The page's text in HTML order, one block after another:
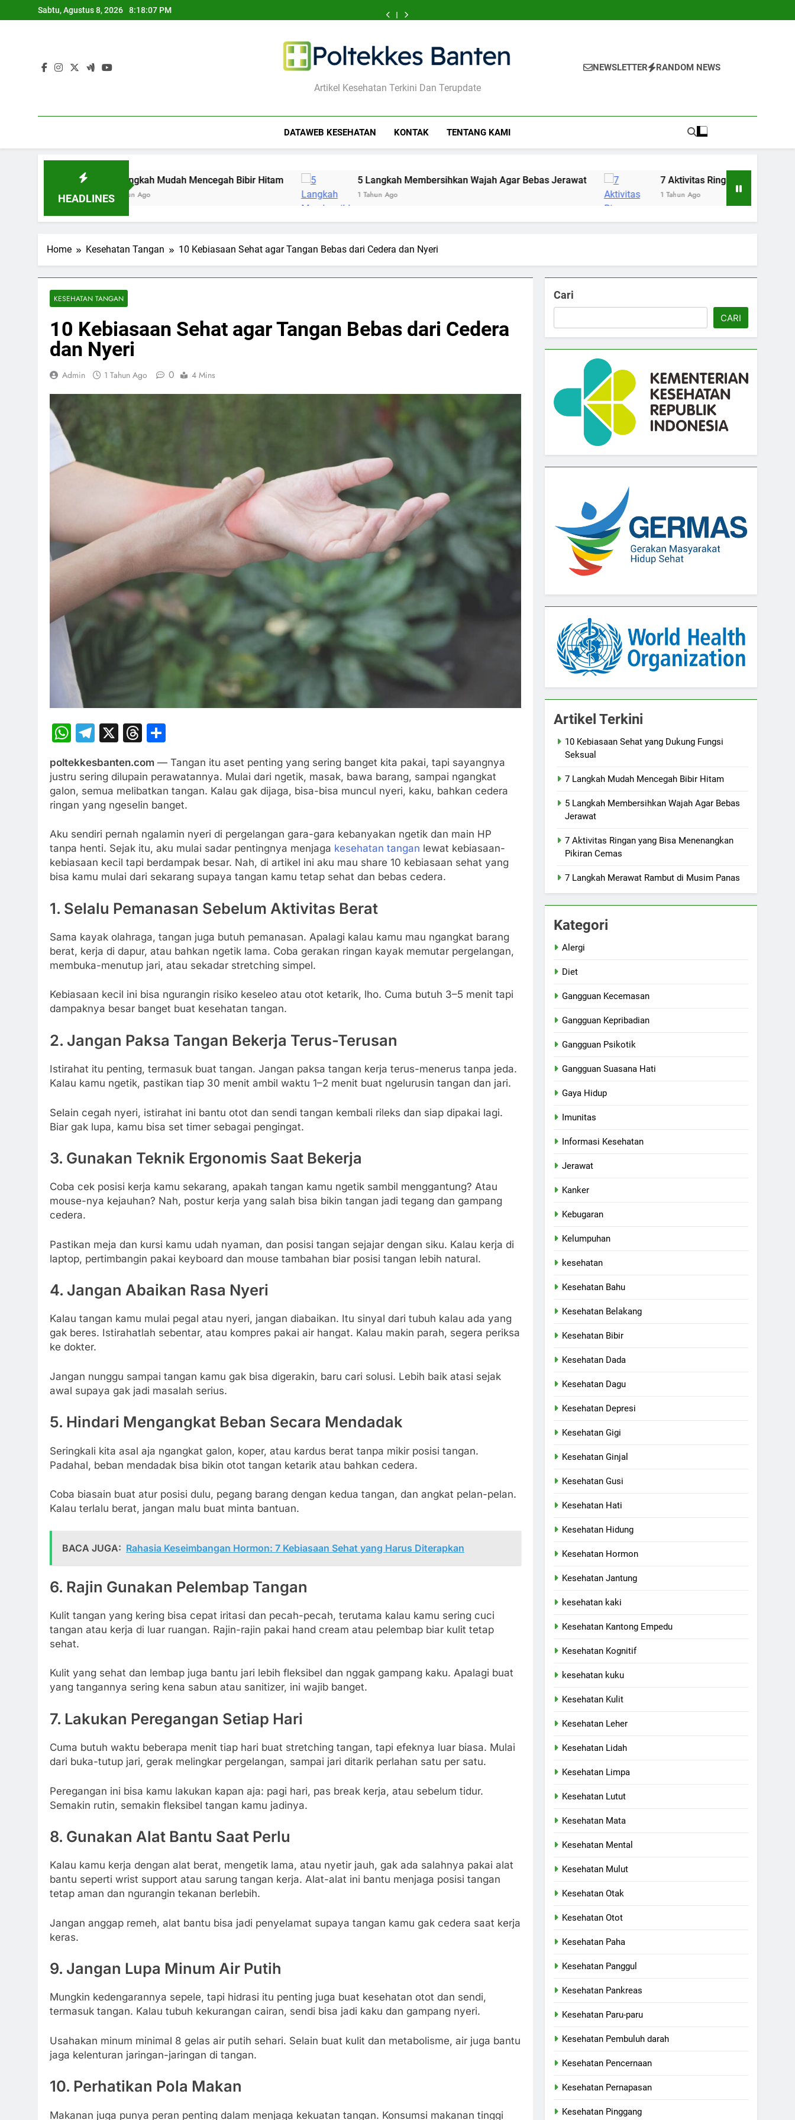
to
Sabtu, Agustus 8, 2026 8:18:08 PM
Ringan
Menenangkan
Pikiran
Cemas
Sehat
Seksual
Mudah
Membersihkan
Bebas
Jerawat
Menenangkan
Pikiran
Cemas
Fungsi
Seksual
Hitam
Langkah
Bebas
Jerawat
Aktivitas
Menenangkan
Pikiran
Poltekkes Banten
Artikel Kesehatan Terkini Dan Terupdate
NEWSLETTER RANDOM NEWS
DATAWEB KESEHATAN KONTAK TENTANG KAMI
HEADLINES
7 Langkah Mudah Mencegah Bibir Hitam
1 Tahun Ago
5 Langkah Membersihkan Wajah Agar Bebas Jerawat
1 Tahun Ago
7 Aktivitas Ringan yang Bisa Menenangkan
1 Tahun Ago
Home Kesehatan Tangan 10 Kebiasaan Sehat agar Tangan Bebas dari Cedera dan Nyeri
KESEHATAN TANGAN
10 Kebiasaan Sehat agar Tangan Bebas dari Cedera
dan Nyeri
Admin 1 Tahun Ago 0 4 Mins
WhatsApp
Telegram
X Threads
poltekkesbanten.com — Tangan itu aset penting yang sering banget kita pakai, tapi sayangnya
justru sering dilupain perawatannya. Mulai dari ngetik, masak, bawa barang, sampai ngangkat
galon, semua melibatkan tangan. Kalau gak dijaga, bisa-bisa muncul nyeri, kaku, bahkan cedera
ringan yang ngeselin banget.
Aku sendiri pernah ngalamin nyeri di pergelangan gara-gara kebanyakan ngetik dan main HP
tanpa henti. Sejak itu, aku mulai sadar pentingnya menjaga kesehatan tangan lewat kebiasaan-
kebiasaan kecil tapi berdampak besar. Nah, di artikel ini aku mau share 10 kebiasaan sehat yang
bisa kamu mulai dari sekarang supaya tangan kamu tetap sehat dan bebas cedera.
1. Selalu Pemanasan Sebelum Aktivitas Berat
Sama kayak olahraga, tangan juga butuh pemanasan. Apalagi kalau kamu mau ngangkat barang
berat, kerja di dapur, atau bahkan ngetik lama. Coba gerakan ringan kayak memutar pergelangan,
membuka-menutup jari, atau sekadar stretching simpel.
Kebiasaan kecil ini bisa ngurangin risiko keseleo atau otot ketarik, lho. Cuma butuh 3–5 menit tapi
dampaknya besar banget buat kesehatan tangan.
2. Jangan Paksa Tangan Bekerja Terus-Terusan
Istirahat itu penting, termasuk buat tangan. Jangan paksa tangan kerja terus-menerus tanpa jeda.
Kalau kamu ngetik, pastikan tiap 30 menit ambil waktu 1–2 menit buat ngelurusin tangan dan jari.
Selain cegah nyeri, istirahat ini bantu otot dan sendi tangan kembali rileks dan siap dipakai lagi.
Biar gak lupa, kamu bisa set timer sebagai pengingat.
3. Gunakan Teknik Ergonomis Saat Bekerja
Coba cek posisi kerja kamu sekarang, apakah tangan kamu ngetik sambil menggantung? Atau
mouse-nya kejauhan? Nah, postur kerja yang salah bisa bikin tangan jadi tegang dan gampang
cedera.
Pastikan meja dan kursi kamu udah nyaman, dan posisi tangan sejajar dengan siku. Kalau kerja di
laptop, pertimbangin pakai keyboard dan mouse tambahan biar posisi tangan lebih natural.
4. Jangan Abaikan Rasa Nyeri
Kalau tangan kamu mulai pegal atau nyeri, jangan diabaikan. Itu sinyal dari tubuh kalau ada yang
gak beres. Istirahatlah sebentar, atau kompres pakai air hangat. Kalau makin parah, segera periksa
ke dokter.
Jangan nunggu sampai tangan kamu gak bisa digerakin, baru cari solusi. Lebih baik atasi sejak
awal supaya gak jadi masalah serius.
5. Hindari Mengangkat Beban Secara Mendadak
Seringkali kita asal aja ngangkat galon, koper, atau kardus berat tanpa mikir posisi tangan.
Padahal, beban mendadak bisa bikin otot tangan ketarik atau bahkan cedera.
Coba biasain buat atur posisi dulu, pegang barang dengan kedua tangan, dan angkat pelan-pelan.
Kalau terlalu berat, jangan malu buat minta bantuan.
BACA JUGA: Rahasia Keseimbangan Hormon: 7 Kebiasaan Sehat yang Harus Diterapkan
6. Rajin Gunakan Pelembap Tangan
Kulit tangan yang kering bisa cepat iritasi dan pecah-pecah, terutama kalau kamu sering cuci
tangan atau kerja di luar ruangan. Rajin-rajin pakai hand cream atau pelembap biar kulit tetap
sehat.
Kulit yang sehat dan lembap juga bantu jari lebih fleksibel dan nggak gampang kaku. Apalagi buat
yang tangannya sering kena sabun atau sanitizer, ini wajib banget.
7. Lakukan Peregangan Setiap Hari
Cuma butuh waktu beberapa menit tiap hari buat stretching tangan, tapi efeknya luar biasa. Mulai
dari buka-tutup jari, gerak melingkar pergelangan, sampai jari ditarik perlahan satu per satu.
Peregangan ini bisa kamu lakukan kapan aja: pagi hari, pas break kerja, atau sebelum tidur.
Semakin rutin, semakin fleksibel tangan kamu jadinya.
8. Gunakan Alat Bantu Saat Perlu
Kalau kamu kerja dengan alat berat, mengetik lama, atau nyetir jauh, gak ada salahnya pakai alat
bantu seperti wrist support atau sarung tangan kerja. Alat-alat ini bantu menjaga posisi tangan
tetap aman dan ngurangin tekanan berlebih.
Jangan anggap remeh, alat bantu bisa jadi penyelamat supaya tangan kamu gak cedera saat kerja
keras.
9. Jangan Lupa Minum Air Putih
Mungkin kedengarannya sepele, tapi hidrasi itu penting juga buat kesehatan otot dan sendi,
termasuk tangan. Kalau tubuh kekurangan cairan, sendi bisa jadi kaku dan gampang nyeri.
Usahakan minum minimal 8 gelas air putih sehari. Selain buat kulit dan metabolisme, air juga bantu
jaga kelenturan jaringan-jaringan di tangan.
10. Perhatikan Pola Makan
Makanan juga punya peran penting dalam menjaga kekuatan tangan. Konsumsi makanan tinggi
Cari
CARI
Artikel Terkini
10 Kebiasaan Sehat yang Dukung Fungsi
Seksual
7 Langkah Mudah Mencegah Bibir Hitam
5 Langkah Membersihkan Wajah Agar Bebas
Jerawat
7 Aktivitas Ringan yang Bisa Menenangkan
Pikiran Cemas
7 Langkah Merawat Rambut di Musim Panas
Kategori
Alergi
Diet
Gangguan Kecemasan
Gangguan Kepribadian
Gangguan Psikotik
Gangguan Suasana Hati
Gaya Hidup
Imunitas
Informasi Kesehatan
Jerawat
Kanker
Kebugaran
Kelumpuhan
kesehatan
Kesehatan Bahu
Kesehatan Belakang
Kesehatan Bibir
Kesehatan Dada
Kesehatan Dagu
Kesehatan Depresi
Kesehatan Gigi
Kesehatan Ginjal
Kesehatan Gusi
Kesehatan Hati
Kesehatan Hidung
Kesehatan Hormon
Kesehatan Jantung
kesehatan kaki
Kesehatan Kantong Empedu
Kesehatan Kognitif
kesehatan kuku
Kesehatan Kulit
Kesehatan Leher
Kesehatan Lidah
Kesehatan Limpa
Kesehatan Lutut
Kesehatan Mata
Kesehatan Mental
Kesehatan Mulut
Kesehatan Otak
Kesehatan Otot
Kesehatan Paha
Kesehatan Panggul
Kesehatan Pankreas
Kesehatan Paru-paru
Kesehatan Pembuluh darah
Kesehatan Pencernaan
Kesehatan Pernapasan
Kesehatan Pinggang